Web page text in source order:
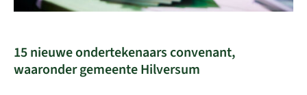
15 nieuwe ondertekenaars convenant,
waaronder gemeente Hilversum